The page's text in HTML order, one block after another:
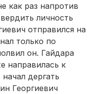
как раз напротив
личность
отправился на
только по
он. Гайдара
направилась к
дергать
Георгиевич